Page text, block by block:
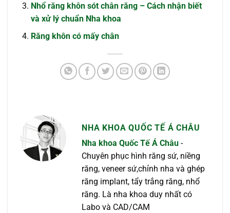
Nhổ răng khôn sót chân răng – Cách nhận biết
và xử lý chuẩn Nha khoa
Răng khôn có mấy chân
NHA KHOA QUỐC TẾ Á CHÂU
Nha khoa Quốc Tế Á Châu -
Chuyên phục hình răng sứ, niềng
răng, veneer sứ,chỉnh nha và ghép
răng implant, tẩy trắng răng, nhổ
răng. Là nha khoa duy nhất có
Labo và CAD/CAM